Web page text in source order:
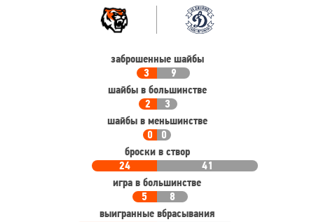
Команда
заброшенные шайбы
3
9
шайбы в большинстве
2
3
шайбы в меньшинстве
0
0
броски в створ
24
41
игра в большинстве
5
8
выигранные вбрасывания